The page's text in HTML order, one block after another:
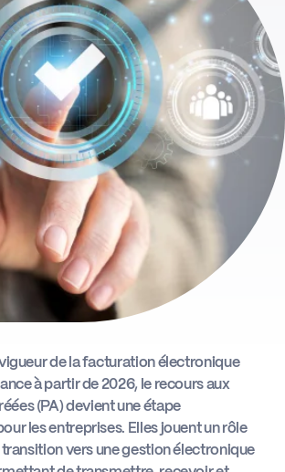
de la facturation électronique
à partir de 2026, le recours aux
(PA) devient une étape
les entreprises. Elles jouent un rôle
vers une gestion électronique